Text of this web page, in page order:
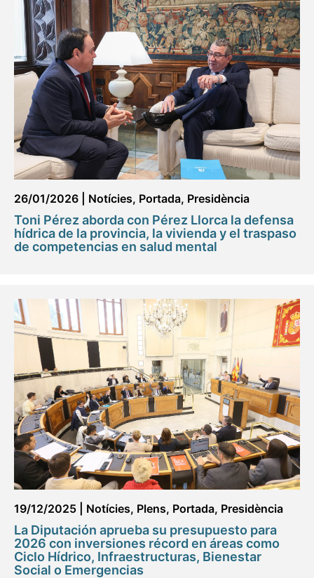
26/01/2026 Notícies, Portada, Presidència
Toni Pérez aborda con Pérez Llorca la defensa
hídrica de la provincia, la vivienda y el traspaso
de competencias en salud mental
19/12/2025 Notícies, Plens, Portada, Presidència
La Diputación aprueba su presupuesto para
2026 con inversiones récord en áreas como
Ciclo Hídrico, Infraestructuras, Bienestar
Social o Emergencias